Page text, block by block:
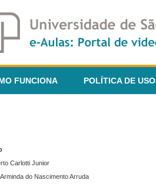
FUNCIONA POLÍTICA DE USO
Carlotti Junior
do Nascimento Arruda